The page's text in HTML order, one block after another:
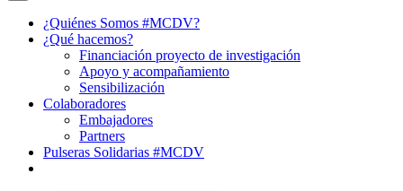
¿Quiénes Somos #MCDV?
¿Qué hacemos?
Financiación proyecto de investigación
Apoyo y acompañamiento
Sensibilización
Colaboradores
Embajadores
Partners
Pulseras Solidarias #MCDV